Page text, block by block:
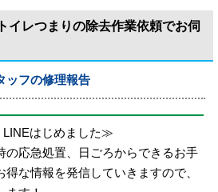
イレつまりの除去作業依頼でお伺
ッフの修理報告
はじめました≫
の応急処置、日ごろからできるお手
な情報を発信していきますので、